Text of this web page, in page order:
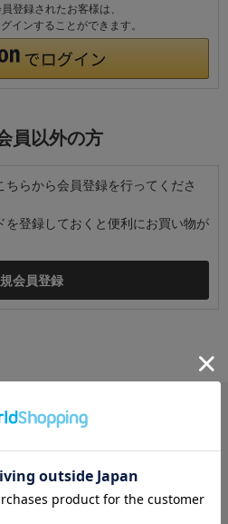
登録されたお客様は、
インすることができます。
員以外の方
らから会員登録を行ってくださ
を登録しておくと便利にお買い物が